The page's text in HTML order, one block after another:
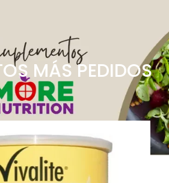
MÁS PEDIDOS